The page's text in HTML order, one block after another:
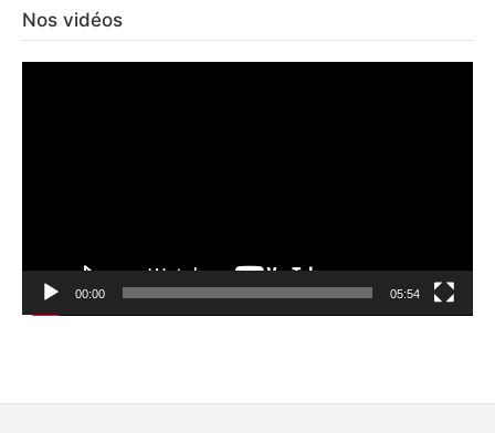
Nos vidéos
00:00 05:54